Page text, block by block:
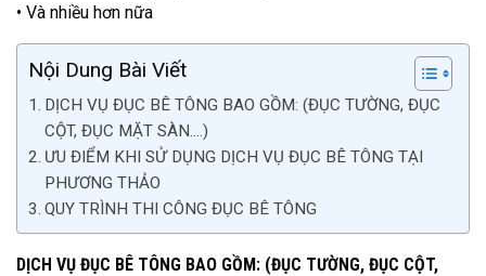
• Và nhiều hơn nữa
Nội Dung Bài Viết
DỊCH VỤ ĐỤC BÊ TÔNG BAO GỒM: (ĐỤC TƯỜNG, ĐỤC
CỘT, ĐỤC MẶT SÀN….)
ƯU ĐIỂM KHI SỬ DỤNG DỊCH VỤ ĐỤC BÊ TÔNG TẠI
PHƯƠNG THẢO
QUY TRÌNH THI CÔNG ĐỤC BÊ TÔNG
DỊCH VỤ ĐỤC BÊ TÔNG BAO GỒM: (ĐỤC TƯỜNG, ĐỤC CỘT,